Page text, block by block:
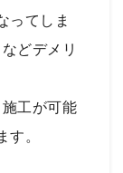
ってしま
どデメリ
工が可能
す。